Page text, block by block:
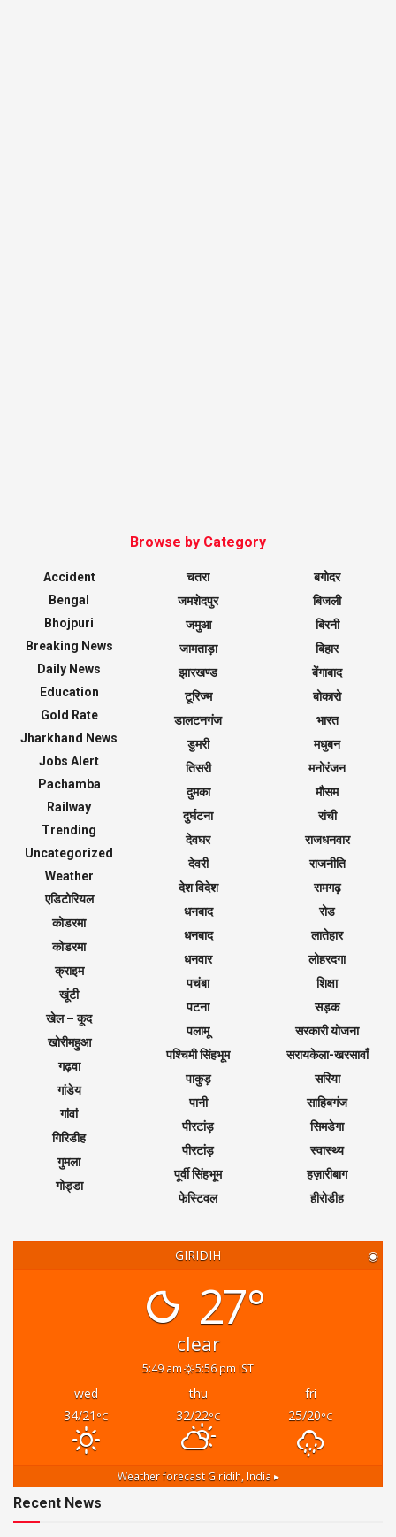
Browse by Category
Accident
Bengal
Bhojpuri
Breaking News
Daily News
Education
Gold Rate
Jharkhand News
Jobs Alert
Pachamba
Railway
Trending
Uncategorized
Weather
एडिटोरियल
कोडरमा
कोडरमा
क्राइम
खूंटी
खेल – कूद
खोरीमहुआ
गढ़वा
गांडेय
गांवां
गिरिडीह
गुमला
गोड्डा
चतरा
जमशेदपुर
जमुआ
जामताड़ा
झारखण्ड
टूरिज्म
डालटनगंज
डुमरी
तिसरी
दुमका
दुर्घटना
देवघर
देवरी
देश विदेश
धनबाद
धनबाद
धनवार
पचंबा
पटना
पलामू
पश्चिमी सिंहभूम
पाकुड़
पानी
पीरटांड़
पीरटांड़
पूर्वी सिंहभूम
फेस्टिवल
बगोदर
बिजली
बिरनी
बिहार
बेंगाबाद
बोकारो
भारत
मधुबन
मनोरंजन
मौसम
रांची
राजधनवार
राजनीति
रामगढ़
रोड
लातेहार
लोहरदगा
शिक्षा
सड़क
सरकारी योजना
सरायकेला-खरसावाँ
सरिया
साहिबगंज
सिमडेगा
स्वास्थ्य
हज़ारीबाग
हीरोडीह
GIRIDIH ◉
27°
clear
5:49 am 5:56 pm IST
wed thu
fri
34/21 °C 32/22°C 25/20°C
Weather forecast Giridih, India ▸
Recent News